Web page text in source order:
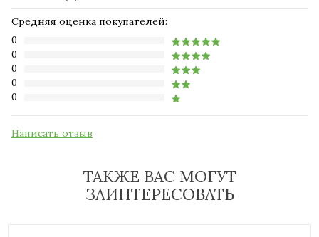
Средняя оценка покупателей:
0
0
0
0
0
Написать отзыв
ТАКЖЕ ВАС МОГУТ
ЗАИНТЕРЕСОВАТЬ